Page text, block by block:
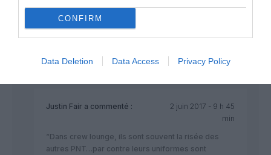
CONFIRM
Data Deletion Data Access Privacy Policy
dans la tête des passagers. Dans crew lounge, ils sont
souvent la risée des autres PNT…par contre leurs uniformes
sont impeccables.
RÉPONDRE
Justin Fair a commenté :
2 juin 2017 - 9 h 45
min
“Dans crew lounge, ils sont souvent la risée des
autres PNT…par contre leurs uniformes sont